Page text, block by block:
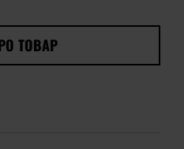
ТОВАР